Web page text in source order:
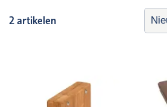
2 artikelen